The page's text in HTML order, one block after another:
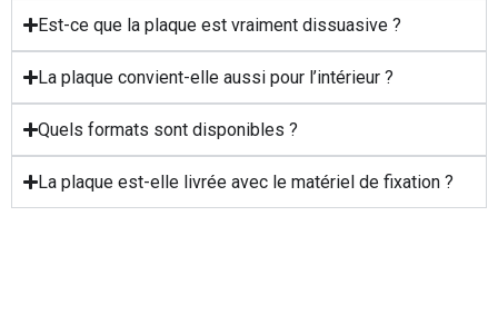
Est-ce que la plaque est vraiment dissuasive ?
La plaque convient-elle aussi pour l’intérieur ?
Quels formats sont disponibles ?
La plaque est-elle livrée avec le matériel de fixation ?